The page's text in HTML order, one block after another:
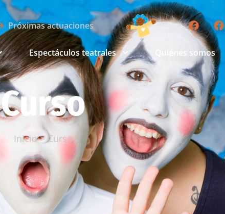
Próximas actuaciones
Espectáculos teatrales Quiénes somos
Curso
Inicio>Curso